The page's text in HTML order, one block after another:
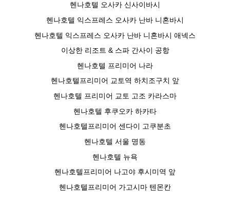
헨나호텔 오사카 신사이바시
헨나호텔 익스프레스 오사카 난바 니혼바시
헨나호텔 익스프레스 오사카 난바 니혼바시 애넥스
이상한 리조트 & 스파 간사이 공항
헨나호텔 프리미어 나라
헨나호텔프리미어 교토역 하치조구치 앞
헨나호텔 프리미어 교토 고조 카라스마
헨나호텔 후쿠오카 하카타
헨나호텔프리미어 센다이 고쿠분초
헨나호텔 서울 명동
헨나호텔 뉴욕
헨나호텔프리미어 나고야 후시미역 앞
헨나호텔프리미어 가고시마 텐몬칸